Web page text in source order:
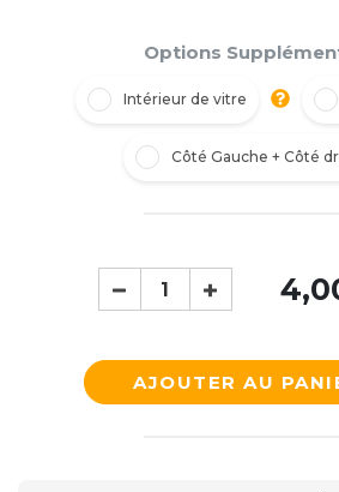
Options
Intérieur de vitre
Côté Gauche + Côté
AJOUTER AU